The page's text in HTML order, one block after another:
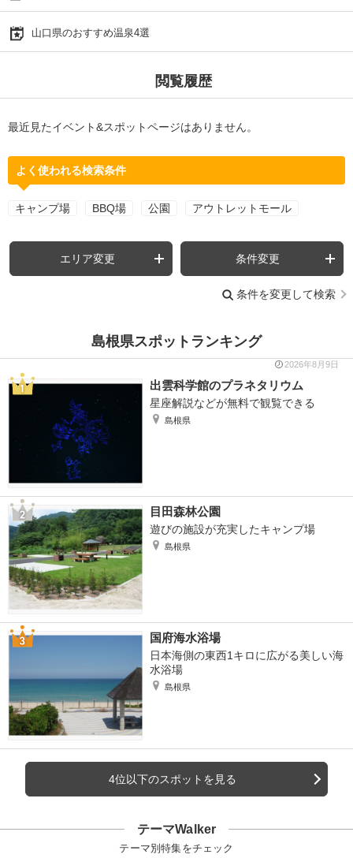
山口県のおすすめ温泉4選
閲覧履歴
最近見たイベント&スポットページはありません。
よく使われる検索条件
キャンプ場 BBQ場 公園 アウトレットモール
エリア変更 条件変更
条件を変更して検索
島根県スポットランキング
2026年8月9日
出雲科学館のプラネタリウム
星座解説などが無料で観覧できる
島根県
目田森林公園
遊びの施設が充実したキャンプ場
島根県
国府海水浴場
日本海側の東西1キロに広がる美しい海
水浴場
島根県
4位以下のスポットを見る
テーマWalker
テーマ別特集をチェック